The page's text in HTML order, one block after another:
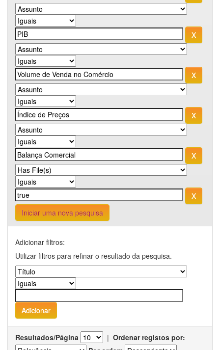
Iniciar uma nova pesquisa
Adicionar filtros:
Utilizar filtros para refinar o resultado da pesquisa.
Resultados/Página | Ordenar registos por: